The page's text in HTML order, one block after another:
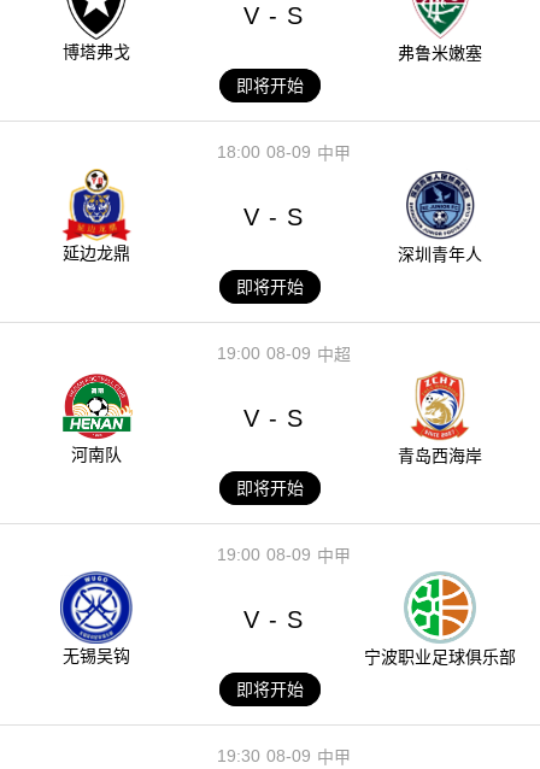
博塔弗戈
V - S
弗鲁米嫩塞
即将开始
08-09
18:00 中甲
延边龙鼎
V - S
深圳青年人
即将开始
08-09
19:00 中超
河南队
V - S
青岛西海岸
即将开始
08-09
19:00 中甲
无锡吴钩
V - S
宁波职业足球俱乐部
即将开始
08-09
19:30 中甲